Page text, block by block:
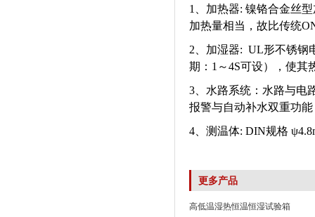
1、加热器: 镍铬合金丝
加热量相当，故比传统
2、加湿器: UL形不锈钢
期：1～4S可设），使其
3、水路系统：水路与电
报警与自动补水双重功
4、测温体: DIN规格
更多产品
高低温湿热恒温恒湿试验箱